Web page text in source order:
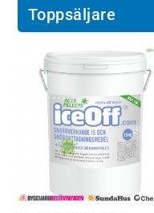
Toppsäljare